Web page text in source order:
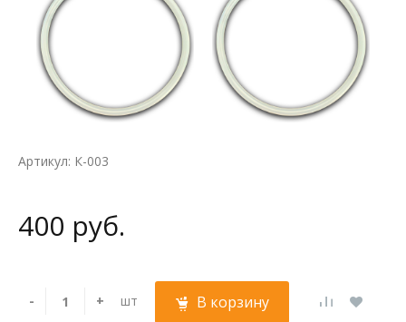
Артикул: К-003
400 руб.
- + шт В корзину